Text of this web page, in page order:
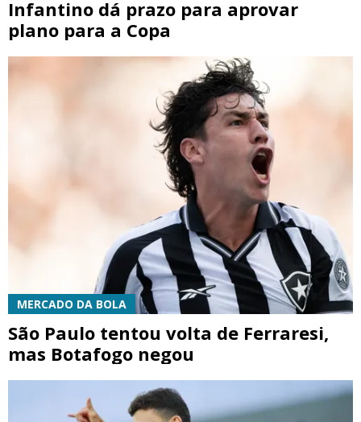
Infantino dá prazo para aprovar
plano para a Copa
MERCADO DA BOLA
São Paulo tentou volta de Ferraresi,
mas Botafogo negou